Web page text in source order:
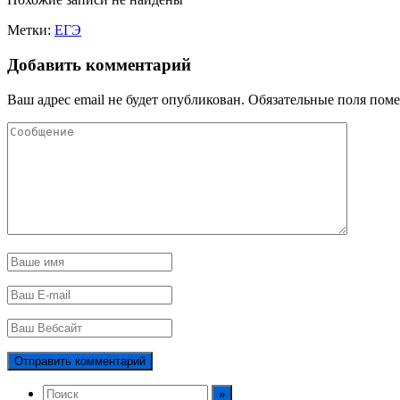
Метки: ЕГЭ
Добавить комментарий
Ваш адрес email не будет опубликован. Обязательные поля